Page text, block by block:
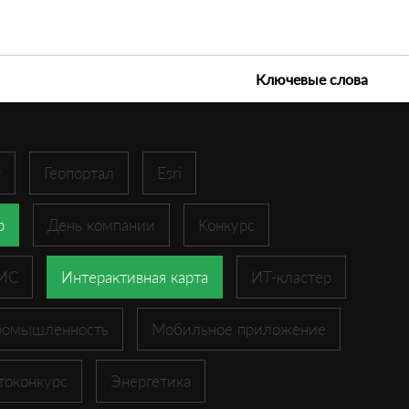
Ключевые слова
Геопортал Esri
День компании Конкурс
Интерактивная карта ИТ-кластер
Мобильное приложение
Энергетика